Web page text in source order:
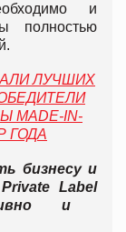
и
полностью
ЛУЧШИХ
IN-
ГОДА
бизнесу и
eLabel
и